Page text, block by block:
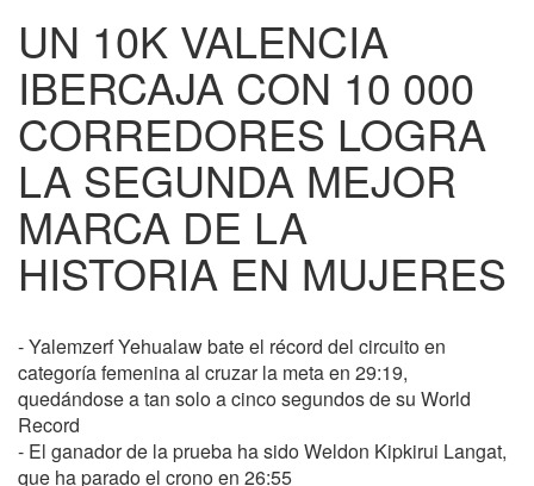
UN 10K VALENCIA
IBERCAJA CON 10 000
CORREDORES LOGRA
LA SEGUNDA MEJOR
MARCA DE LA
HISTORIA EN MUJERES
- Yalemzerf Yehualaw bate el récord del circuito en
categoría femenina al cruzar la meta en 29:19,
quedándose a tan solo a cinco segundos de su World
Record
- El ganador de la prueba ha sido Weldon Kipkirui Langat,
que ha parado el crono en 26:55